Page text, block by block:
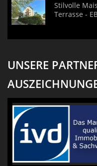
Stilvolle
Terrasse -
UNSERE